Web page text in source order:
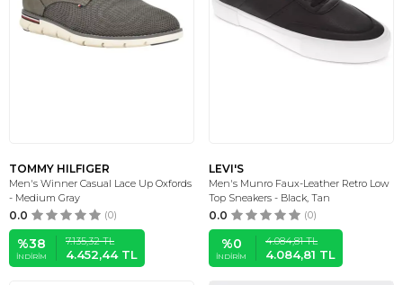
TOMMY HILFIGER
Men's Winner Casual Lace Up Oxfords
- Medium Gray
0.0 (0)
%38
İNDIRIM
7.135,32TL
4.452,44TL
LEVI'S
Men's Munro Faux-Leather Retro Low
Top Sneakers - Black, Tan
0.0 (0)
%0
İNDIRIM
4.084,81TL
4.084,81 TL